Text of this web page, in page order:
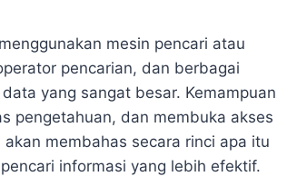
mesin pencari atau
pencarian, dan berbagai
yang sangat besar. Kemampuan
pengetahuan, dan membuka akses
membahas secara rinci apa itu
informasi yang lebih efektif.